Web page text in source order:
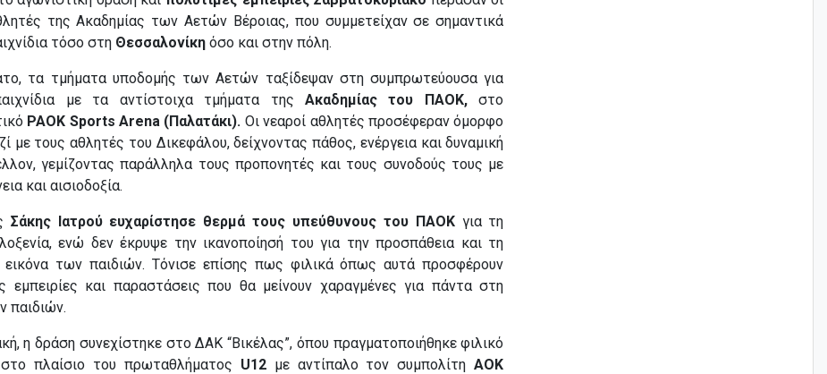
της Ακαδημίας των Αετών Βέροιας, που συμμετείχαν σε σημαντικά
τόσο στη Θεσσαλονίκη όσο και στην πόλη.
τα τμήματα υποδομής των Αετών ταξίδεψαν στη συμπρωτεύουσα για
με τα αντίστοιχα τμήματα τηςΑκαδημίας του ΠΑΟΚ,στο
PAOK Sports Arena (Παλατάκι). Οι νεαροί αθλητές προσέφεραν όμορφο
με τους αθλητές του Δικεφάλου, δείχνοντας πάθος, ενέργεια και δυναμική
γεμίζοντας παράλληλα τους προπονητές και τους συνοδούς τους με
και αισιοδοξία.
Σάκης Ιατρού ευχαρίστησε θερμά τους υπεύθυνους του ΠΑΟΚγια τη
ενώ δεν έκρυψε την ικανοποίησή του για την προσπάθεια και τη
εικόνα των παιδιών. Τόνισε επίσης πως φιλικά όπως αυτά προσφέρουν
εμπειρίες και παραστάσεις που θα μείνουν χαραγμένες για πάντα στη
παιδιών.
η δράση συνεχίστηκε στο ΔΑΚ “Βικέλας”, όπου πραγματοποιήθηκε φιλικό
στο πλαίσιο του πρωταθλήματος U12με αντίπαλο τον συμπολίτηΑΟΚ